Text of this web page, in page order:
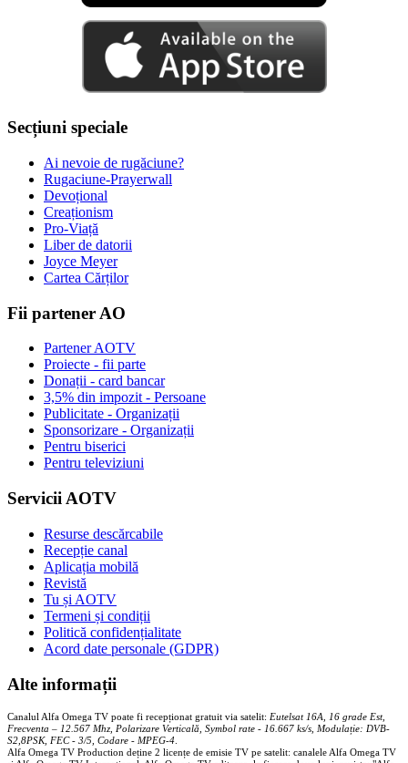
Secțiuni speciale
Ai nevoie de rugăciune?
Rugaciune-Prayerwall
Devoțional
Creaționism
Pro-Viață
Liber de datorii
Joyce Meyer
Cartea Cărților
Fii partener AO
Partener AOTV
Proiecte - fii parte
Donații - card bancar
3,5% din impozit - Persoane
Publicitate - Organizații
Sponsorizare - Organizații
Pentru biserici
Pentru televiziuni
Servicii AOTV
Resurse descărcabile
Recepție canal
Aplicația mobilă
Revistă
Tu și AOTV
Termeni și condiții
Politică confidențialitate
Acord date personale (GDPR)
Alte informații
Canalul Alfa Omega TV poate fi recepționat gratuit via satelit: Eutelsat 16A, 16 grade Est,
Frecventa – 12.567 Mhz, Polarizare Verticală, Symbol rate - 16.667 ks/s, Modulație: DVB-
S2,8PSK, FEC - 3/5, Codare - MPEG-4.
Alfa Omega TV Production deține 2 licențe de emisie TV pe satelit: canalele Alfa Omega TV